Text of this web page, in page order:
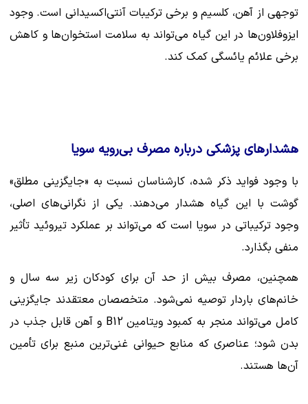
توجهی از آهن، کلسیم و برخی ترکیبات آنتی‌اکسیدانی است. وجود
ایزوفلاون‌ها در این گیاه می‌تواند به سلامت استخوان‌ها و کاهش
برخی علائم یائسگی کمک کند.
هشدارهای پزشکی درباره مصرف بی‌رویه سویا
با وجود فواید ذکر شده، کارشناسان نسبت به «جایگزینی مطلق»
گوشت با این گیاه هشدار می‌دهند. یکی از نگرانی‌های اصلی،
وجود ترکیباتی در سویا است که می‌تواند بر عملکرد تیروئید تأثیر
منفی بگذارد.
همچنین، مصرف بیش از حد آن برای کودکان زیر سه سال و
خانم‌های باردار توصیه نمی‌شود. متخصصان معتقدند جایگزینی
کامل می‌تواند منجر به کمبود ویتامین B12 و آهن قابل جذب در
بدن شود؛ عناصری که منابع حیوانی غنی‌ترین منبع برای تأمین
آن‌ها هستند.